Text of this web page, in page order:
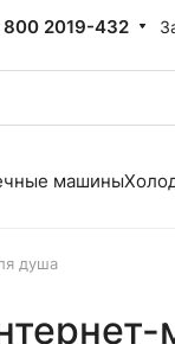
800 2019-432
машины
душа